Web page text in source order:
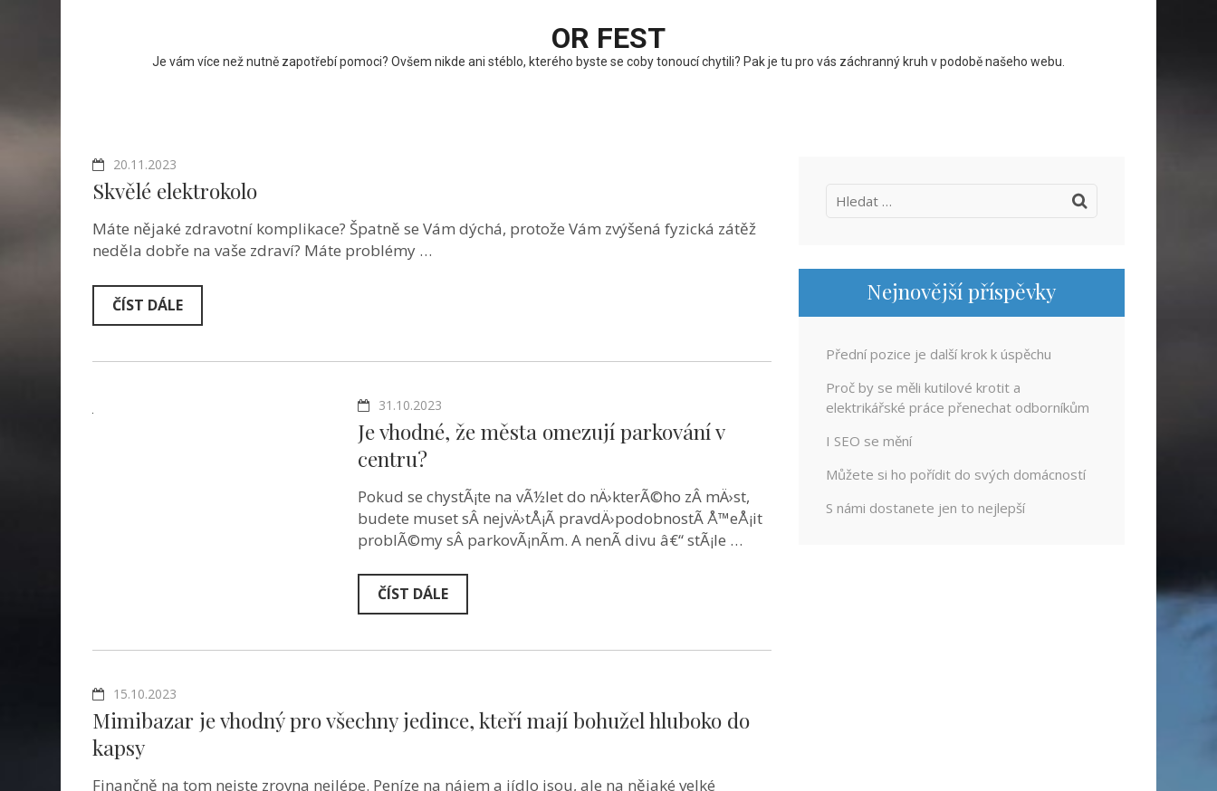
OR FEST
Je vám více než nutně zapotřebí pomoci? Ovšem nikde ani stéblo, kterého byste se coby tonoucí chytili? Pak je tu pro vás záchranný kruh v podobě našeho webu.
20.11.2023
Skvělé elektrokolo
Máte nějaké zdravotní komplikace? Špatně se Vám dýchá, protože Vám zvýšená fyzická zátěž
neděla dobře na vaše zdraví? Máte problémy …
ČÍST DÁLE
31.10.2023
Je vhodné, že města omezují parkování v
centru?
Pokud se chystÃ¡te na vÃ½let do nÄ›kterÃ©ho zÂ mÄ›st,
budete muset sÂ nejvÄ›tÅ¡Ã­ pravdÄ›podobnostÃ­ Å™eÅ¡it
problÃ©my sÂ parkovÃ¡nÃ­m. A nenÃ­ divu â€“ stÃ¡le …
ČÍST DÁLE
15.10.2023
Mimibazar je vhodný pro všechny jedince, kteří mají bohužel hluboko do
kapsy
Finančně na tom nejste zrovna nejlépe. Peníze na nájem a jídlo jsou, ale na nějaké velké
Vyhledávání
Nejnovější příspěvky
Přední pozice je další krok k úspěchu
Proč by se měli kutilové krotit a
elektrikářské práce přenechat odborníkům
I SEO se mění
Můžete si ho pořídit do svých domácností
S námi dostanete jen to nejlepší